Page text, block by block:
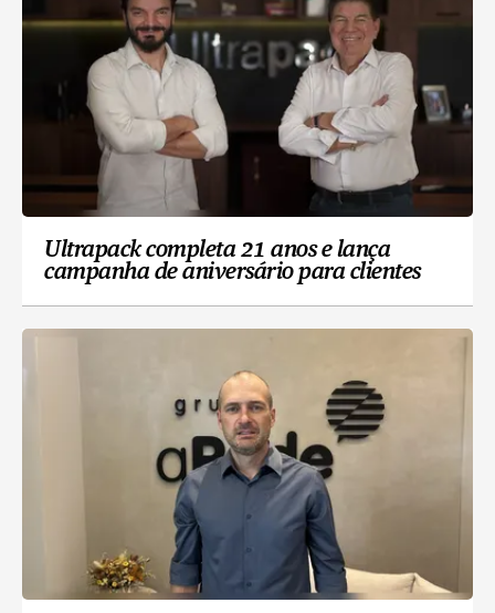
Ultrapack completa 21 anos e lança
campanha de aniversário para clientes